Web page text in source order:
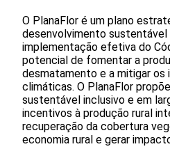
O PlanaFlor é um plano
desenvolvimento sustentável
implementação efetiva do
potencial de fomentar a
desmatamento e a mitigar os
climáticas. O PlanaFlor
sustentável inclusivo e em
incentivos à produção rural
recuperação da cobertura
economia rural e gerar